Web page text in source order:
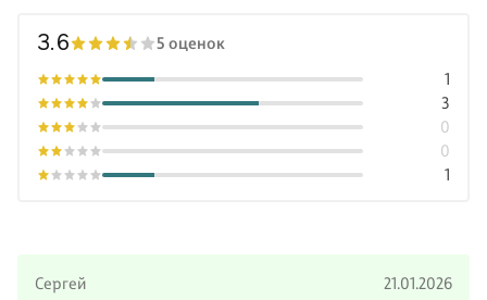
3.6 5 оценок
1
0
0
3
1
Сергей 21.01.2026